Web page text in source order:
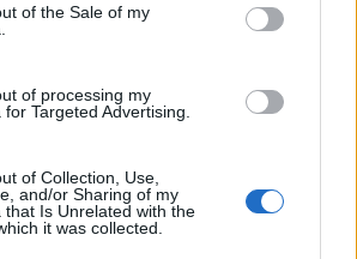
of the Sale of my
of processing my
Targeted Advertising.
of Collection, Use,
and/or Sharing of my
that Is Unrelated with the
it was collected.